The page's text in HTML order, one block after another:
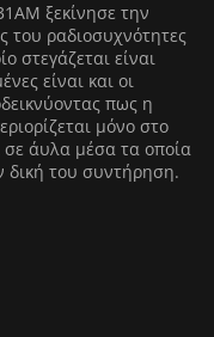
ξεκίνησε την
του ραδιοσυχνότητες
στεγάζεται είναι
είναι και οι
πως η
μόνο στο
σε άυλα μέσα τα οποία
δική του συντήρηση.